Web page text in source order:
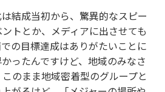
結成当初から、驚異的なスピー
トとか、メディアに出させても
の目標達成はありがたいことに
ったんですけど、地域のみなさ
のまま地域密着型のグループと